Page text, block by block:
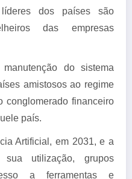
dos países são
das empresas
do sistema
amistosos ao regime
conglomerado financeiro
país.
Artificial, em 2031, e a
utilização, grupos
a ferramentas e